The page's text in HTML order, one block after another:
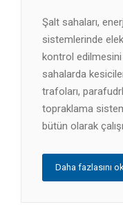
Şalt sahaları,
sistemlerinde
kontrol
sahalarda
trafoları,
topraklama
bütün olarak
Daha fazlasını